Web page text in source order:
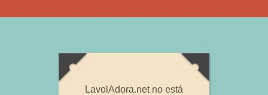
LavolAdora.net no está